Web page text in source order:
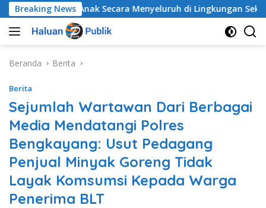
Langsung
ke
konten
Breaking News
Anak Secara Menyeluruh di Lingkungan Sekolah
Beranda Berita
Berita
Sejumlah Wartawan Dari Berbagai
Media Mendatangi Polres
Bengkayang: Usut Pedagang
Penjual Minyak Goreng Tidak
Layak Komsumsi Kepada Warga
Penerima BLT